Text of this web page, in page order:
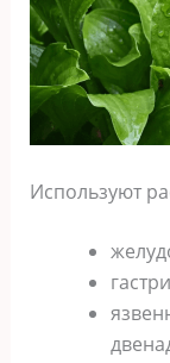
Используют